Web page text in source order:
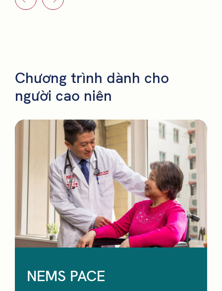
Chương trình dành cho
người cao niên
NEMS PACE